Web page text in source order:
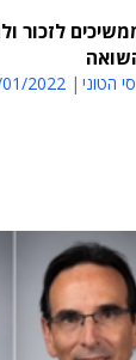
לזכור
הטוני 2022 15:25